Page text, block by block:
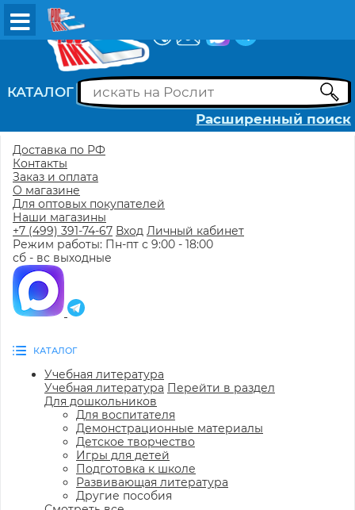
КАТАЛОГ
Расширенный поиск
Доставка по РФ
Контакты
Заказ и оплата
О магазине
Для оптовых покупателей
Наши магазины
+7 (499) 391-74-67 Вход Личный кабинет
Режим работы: Пн-пт с 9:00 - 18:00
сб - вс выходные
КАТАЛОГ
Учебная литература
Учебная литература Перейти в раздел
Для дошкольников
Для воспитателя
Демонстрационные материалы
Детское творчество
Игры для детей
Подготовка к школе
Развивающая литература
Другие пособия